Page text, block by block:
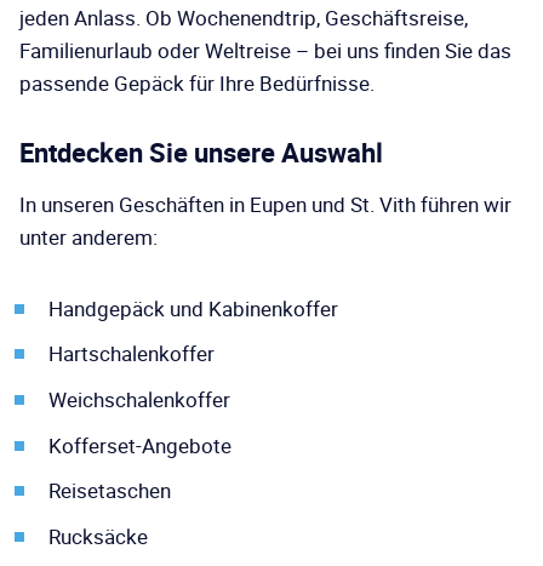
jeden Anlass. Ob Wochenendtrip, Geschäftsreise,
Familienurlaub oder Weltreise – bei uns finden Sie das
passende Gepäck für Ihre Bedürfnisse.
Entdecken Sie unsere Auswahl
In unseren Geschäften in Eupen und St. Vith führen wir
unter anderem:
Handgepäck und Kabinenkoffer
Hartschalenkoffer
Weichschalenkoffer
Kofferset-Angebote
Reisetaschen
Rucksäcke